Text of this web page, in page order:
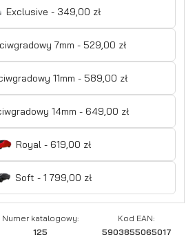
Exclusive - 349,00 zł
7mm - 529,00 zł
11mm - 589,00 zł
14mm - 649,00 zł
Royal - 619,00 zł
Soft - 1 799,00 zł
Numer katalogowy:
125
Kod EAN:
5903855065017